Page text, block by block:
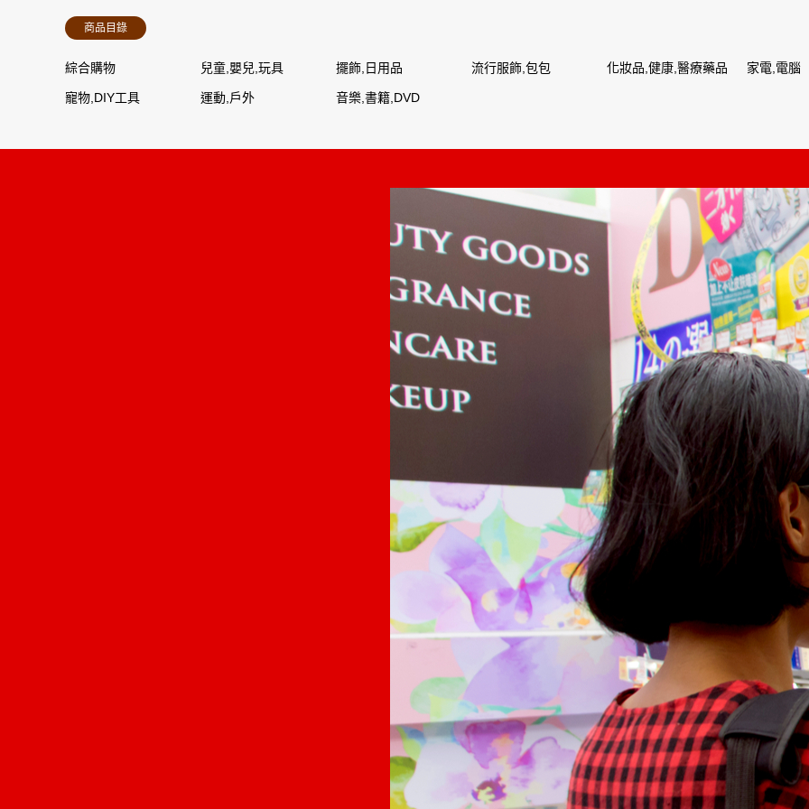
商品目錄
綜合購物 兒童,嬰兒,玩具 擺飾,日用品 流行服飾,包包 化妝品,健康,醫療藥品 家電,電腦
寵物,DIY工具 運動,戶外 音樂,書籍,DVD